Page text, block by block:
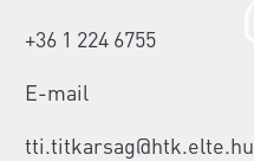
+36 1 224 6755
E-mail
tti.titkarsag@htk.elte.hu